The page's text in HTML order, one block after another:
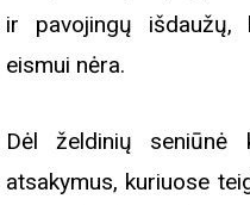
ir pavojingų išdaužų,
eismui nėra.
Dėl želdinių seniūnė
atsakymus, kuriuose